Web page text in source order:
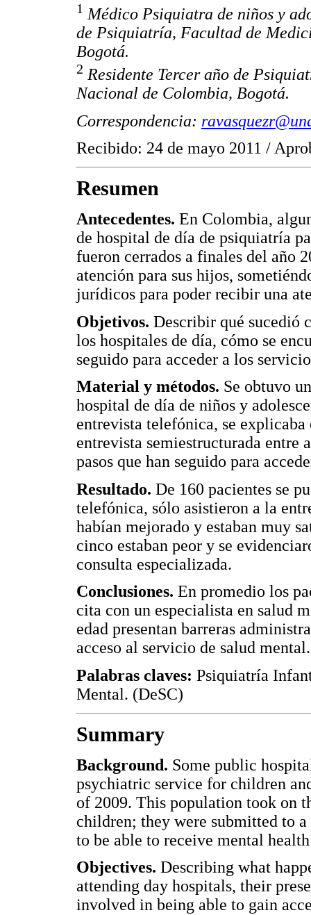
1 Médico Psiquiatra de niños y
de Psiquiatría, Facultad de
Bogotá.
2 Residente Tercer año de
Nacional de Colombia, Bogotá.
Correspondencia:
Recibido: 24 de mayo 2011 /
Resumen
Antecedentes. En Colombia,
de hospital de día de psiquiatría
fueron cerrados a finales del año
atención para sus hijos,
jurídicos para poder recibir una
Objetivos. Describir qué sucedió
los hospitales de día, cómo se
seguido para acceder a los
Material y métodos. Se obtuvo
hospital de día de niños y
entrevista telefónica, se
entrevista semiestructurada
pasos que han seguido para
Resultado. De 160 pacientes se
telefónica, sólo asistieron a la
habían mejorado y estaban muy
cinco estaban peor y se
consulta especializada.
Conclusiones. En promedio los
cita con un especialista en salud
edad presentan barreras
acceso al servicio de salud mental.
Palabras claves: Psiquiatría
Mental. (DeSC)
Summary
Background. Some public
psychiatric service for children
of 2009. This population took on
children; they were submitted to
to be able to receive mental
Objectives. Describing what
attending day hospitals, their
involved in being able to gain